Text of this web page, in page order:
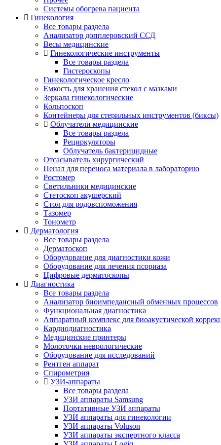
Системы обогрева пациента
Гинекология
Все товары раздела
Анализатор допплеровский ССД
Весы медицинские
Гинекологические инструменты
Все товары раздела
Гистероскопы
Гинекологическое кресло
Емкость для хранения стекол с мазками
Зеркала гинекологические
Кольпоскоп
Контейнеры для стерильных инструментов (биксы)
Облучатели медицинские
Все товары раздела
Рециркуляторы
Облучатель бактерицидные
Отсасыватель хирургический
Пенал для переноса материала в лабораторию
Ростомер
Светильники медицинские
Стетоскоп акушерский
Стол для родовспоможения
Тазомер
Тонометр
Дерматология
Все товары раздела
Дерматоскоп
Оборудование для диагностики кожи
Оборудование для лечения псориаза
Цифровые дерматоскопы
Диагностика
Все товары раздела
Анализатор биоимпедансный обменных процессов
Функциональная диагностика
Аппаратный комплекс для биоакустической
Кардиодиагностика
Медицинские принтеры
Молоточки неврологические
Оборудование для исследований
Рентген аппарат
Спирометрия
УЗИ-аппараты
Все товары раздела
УЗИ аппараты Samsung
Портативные УЗИ аппараты
УЗИ аппараты для гинекологии
УЗИ аппараты Voluson
УЗИ аппараты экспертного класса